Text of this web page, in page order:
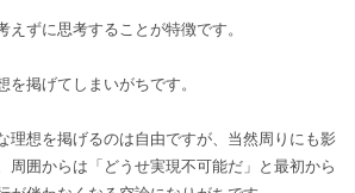
えずに思考することが特徴です。
掲げてしまいがちです。
理想を掲げるのは自由ですが、当然周りにも影
周囲からは「どうせ実現不可能だ」と最初から